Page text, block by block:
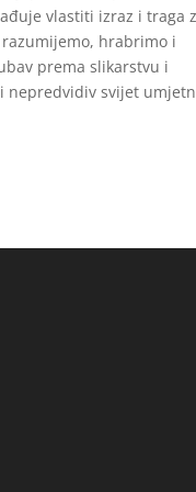
vlastiti izraz i traga
hrabrimo i
prema slikarstvu i
nepredvidiv svijet